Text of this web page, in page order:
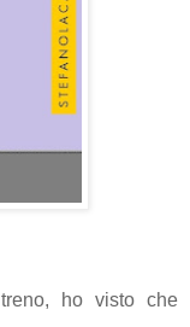
ho visto che